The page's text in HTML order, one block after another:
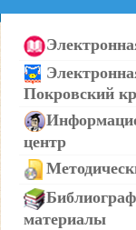
Покровский
центр
материалы